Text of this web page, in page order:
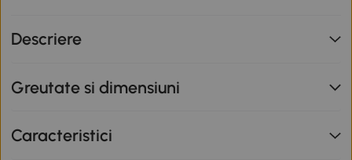
valabilă până la data de 12.08.2026.
Descriere
Greutate si dimensiuni
Caracteristici